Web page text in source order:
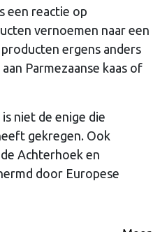
een reactie op
vernoemen naar een
ergens anders
Parmezaanse kaas of
niet de enige die
gekregen. Ook
Achterhoek en
door Europese